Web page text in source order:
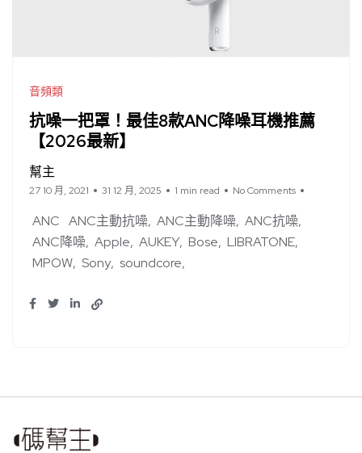
音頻類
抗噪一把罩！最佳8款ANC降噪耳機推薦
【2026最新】
幫主
27 10 月, 2021 31 12 月, 2025 1 min read No Comments
ANC ANC主動抗噪 ANC主動降噪 ANC抗噪
ANC降噪 Apple AUKEY Bose LIBRATONE
MPOW Sony soundcore